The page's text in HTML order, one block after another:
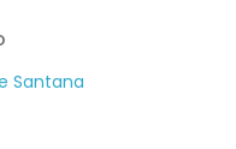
Santana